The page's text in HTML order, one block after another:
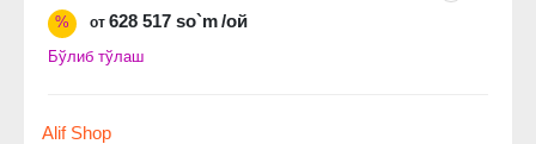
%
от 628 517 so`m/ой
Бўлиб тўлаш
Alif Shop